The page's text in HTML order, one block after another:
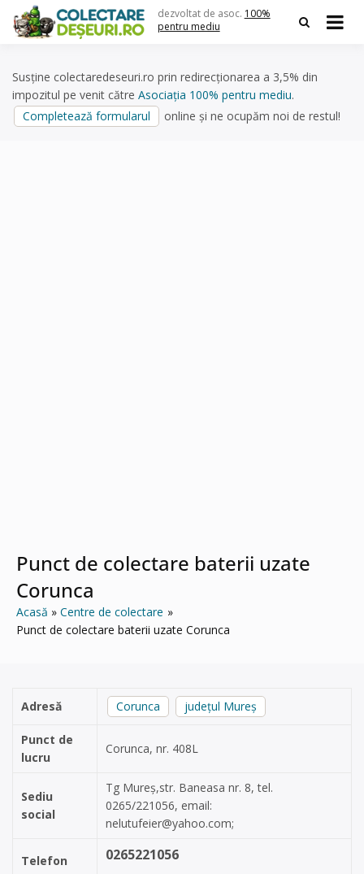
content
dezvoltat de asoc. 100%
pentru mediu
Susține colectaredeseuri.ro prin redirecționarea a 3,5% din
impozitul pe venit către Asociația 100% pentru mediu.
Completează formularul
online și ne ocupăm noi de restul!
Punct de colectare baterii uzate
Corunca
Acasă
Centre de colectare
Punct de colectare baterii uzate Corunca
Adresă Corunca județul Mureș
Punct de
lucru
Corunca, nr. 408L
Sediu
social
Tg Mureș,str. Baneasa nr. 8, tel.
0265/221056, email:
nelutufeier@yahoo.com;
Telefon 0265221056